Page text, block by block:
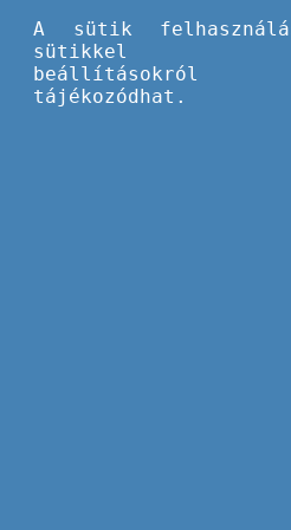
működő
pályázónak
Az Erasmus+
képzés
A nemzetközi
sportszervezet
Rövid
A rövid
dolgozók és
támogatása a
A sütik
sütikkel
beállításokról
tájékozódhat.